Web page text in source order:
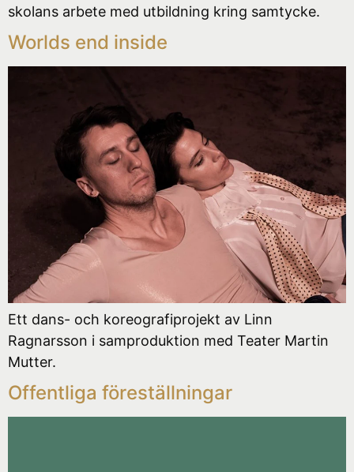
skolans arbete med utbildning kring samtycke.
Worlds end inside
Ett dans- och koreografiprojekt av Linn
Ragnarsson i samproduktion med Teater Martin
Mutter.
Offentliga föreställningar